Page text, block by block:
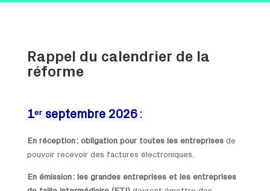
Rappel du calendrier de la
réforme
1ᵉʳ septembre 2026:
En réception : obligation pour toutes les entreprises de
pouvoir recevoir des factures électroniques.
En émission : les grandes entreprises et les entreprises